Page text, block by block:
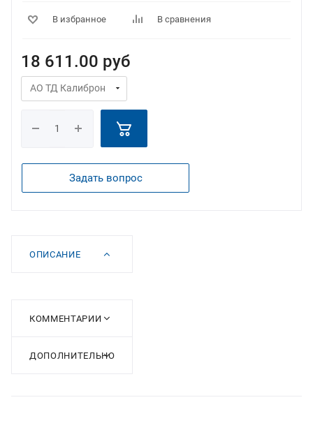
В избранное В сравнения
18 611.00 руб
Задать вопрос
ОПИСАНИЕ
КОММЕНТАРИИ
ДОПОЛНИТЕЛЬНО